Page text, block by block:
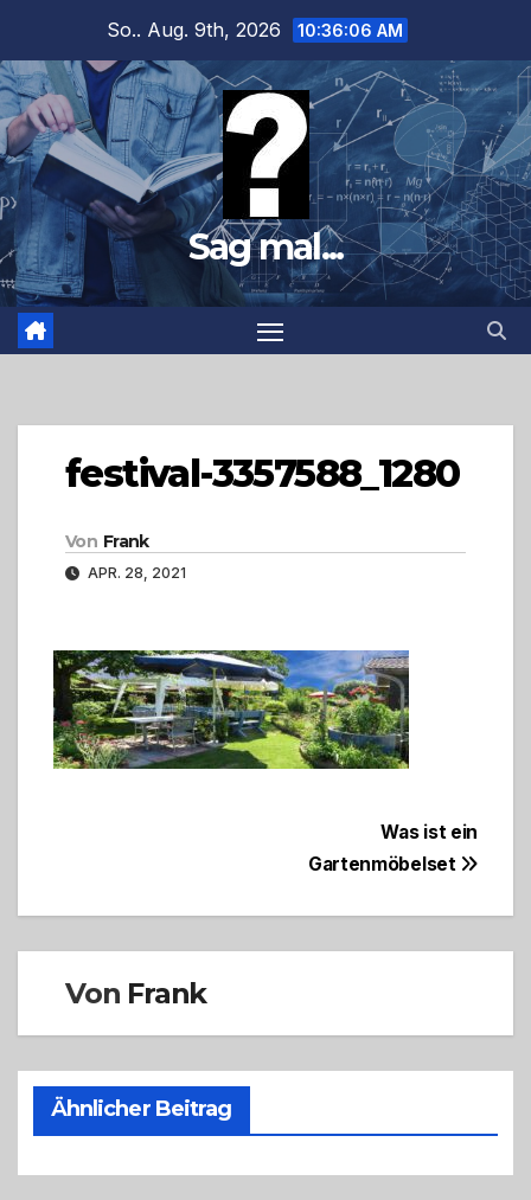
springen
So.. Aug. 9th, 2026 10:36:07 AM
Sag mal...
festival-3357588_1280
Von Frank
APR. 28, 2021
BeitragsnavigationWas ist ein
Gartenmöbelset
Von Frank
Ähnlicher Beitrag